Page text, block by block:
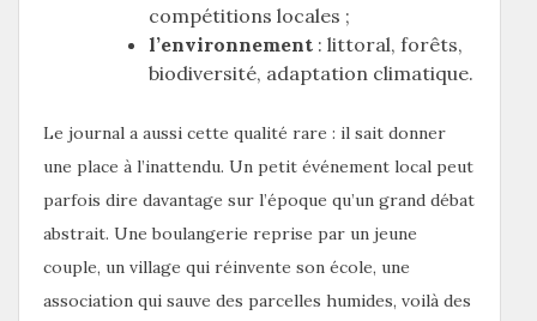
compétitions locales ;
l’environnement : littoral, forêts,
biodiversité, adaptation climatique.
Le journal a aussi cette qualité rare : il sait donner
une place à l’inattendu. Un petit événement local peut
parfois dire davantage sur l’époque qu’un grand débat
abstrait. Une boulangerie reprise par un jeune
couple, un village qui réinvente son école, une
association qui sauve des parcelles humides, voilà des